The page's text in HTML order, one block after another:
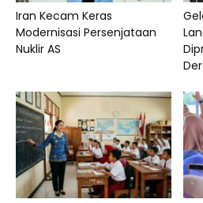
Iran Kecam Keras
Modernisasi Persenjataan
Nuklir AS